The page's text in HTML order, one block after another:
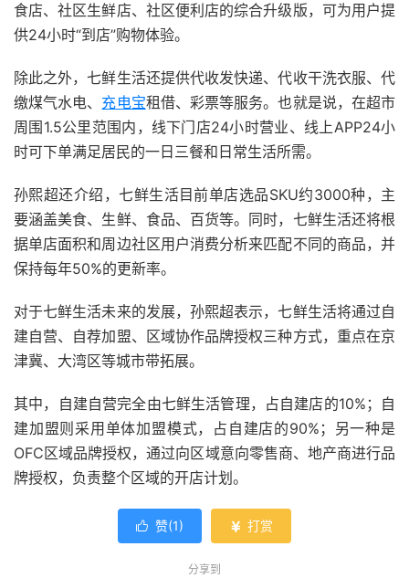
食店、社区生鲜店、社区便利店的综合升级版，可为用户提
供24小时“到店”购物体验。
除此之外，七鲜生活还提供代收发快递、代收干洗衣服、代
缴煤气水电、 充电宝租借、彩票等服务。也就是说，在超市
周围1.5公里范围内，线下门店24小时营业、线上APP24小
时可下单满足居民的一日三餐和日常生活所需。
孙熙超还介绍，七鲜生活目前单店选品SKU约3000种，主
要涵盖美食、生鲜、食品、百货等。同时，七鲜生活还将根
据单店面积和周边社区用户消费分析来匹配不同的商品，并
保持每年50%的更新率。
对于七鲜生活未来的发展，孙熙超表示，七鲜生活将通过自
建自营、自荐加盟、区域协作品牌授权三种方式，重点在京
津冀、大湾区等城市带拓展。
其中，自建自营完全由七鲜生活管理，占自建店的10%；自
建加盟则采用单体加盟模式，占自建店的90%；另一种是
OFC区域品牌授权，通过向区域意向零售商、地产商进行品
牌授权，负责整个区域的开店计划。
 赞(1)  打赏
分享到